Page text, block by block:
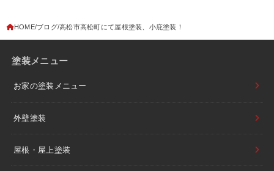
HOME ブログ 高松市高松町にて屋根塗装、小庇塗装！
塗装メニュー
お家の塗装メニュー
外壁塗装
屋根・屋上塗装